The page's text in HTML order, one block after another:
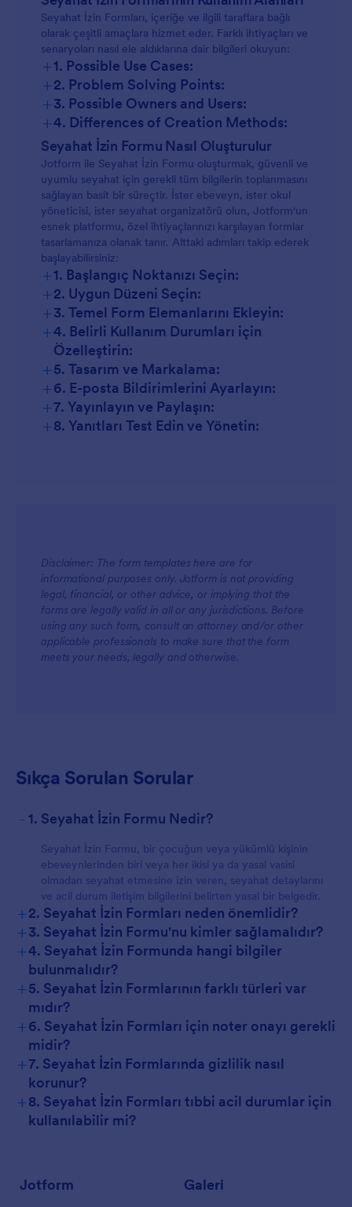
Seyahat İzin Formları, içeriğe ve ilgili taraflara bağlı
olarak çeşitli amaçlara hizmet eder. Farklı ihtiyaçları ve
senaryoları nasıl ele aldıklarına dair bilgileri okuyun:
+1. Possible Use Cases:
+2. Problem Solving Points:
+3. Possible Owners and Users:
+4. Differences of Creation Methods:
Okul Gezileri:
Uluslararası Seyahat:
Tıbbi Seyahat:
Spor Takımları:
Seyahat İzin Formu Nasıl Oluşturulur
Jotform ile Seyahat İzin Formu oluşturmak, güvenli ve
uyumlu seyahat için gerekli tüm bilgilerin toplanmasını
sağlayan basit bir süreçtir. İster ebeveyn, ister okul
yöneticisi, ister seyahat organizatörü olun, Jotform'un
esnek platformu, özel ihtiyaçlarınızı karşılayan formlar
tasarlamanıza olanak tanır. Alttaki adımları takip ederek
başlayabilirsiniz:
+1. Başlangıç Noktanızı Seçin:
+2. Uygun Düzeni Seçin:
+3. Temel Form Elemanlarını Ekleyin:
+4. Belirli Kullanım Durumları için
Özelleştirin:
+5. Tasarım ve Markalama:
+6. E-posta Bildirimlerini Ayarlayın:
+7. Yayınlayın ve Paylaşın:
+8. Yanıtları Test Edin ve Yönetin:
Disclaimer: The form templates here are for
informational purposes only. Jotform is not providing
legal, financial, or other advice, or implying that the
forms are legally valid in all or any jurisdictions. Before
using any such form, consult an attorney and/or other
applicable professionals to make sure that the form
meets your needs, legally and otherwise.
Sıkça Sorulan Sorular
- 1. Seyahat İzin Formu Nedir?
Seyahat İzin Formu, bir çocuğun veya yükümlü kişinin
ebeveynlerinden biri veya her ikisi ya da yasal vasisi
olmadan seyahat etmesine izin veren, seyahat detaylarını
ve acil durum iletişim bilgilerini belirten yasal bir belgedir.
+2. Seyahat İzin Formları neden önemlidir?
+3. Seyahat İzin Formu'nu kimler sağlamalıdır?
+4. Seyahat İzin Formunda hangi bilgiler
bulunmalıdır?
+5. Seyahat İzin Formlarının farklı türleri var
mıdır?
+6. Seyahat İzin Formları için noter onayı gerekli
midir?
+7. Seyahat İzin Formlarında gizlilik nasıl
korunur?
+8. Seyahat İzin Formları tıbbi acil durumlar için
kullanılabilir mi?
Jotform Galeri